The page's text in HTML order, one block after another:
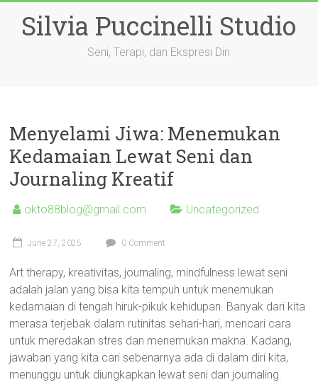
contentSilvia Puccinelli Studio
Seni, Terapi, dan Ekspresi Diri
Menyelami Jiwa: Menemukan
Kedamaian Lewat Seni dan
Journaling Kreatif
okto88blog@gmail.com Uncategorized
June 27, 2025 0 Comment
Art therapy, kreativitas, journaling, mindfulness lewat seni
adalah jalan yang bisa kita tempuh untuk menemukan
kedamaian di tengah hiruk-pikuk kehidupan. Banyak dari kita
merasa terjebak dalam rutinitas sehari-hari, mencari cara
untuk meredakan stres dan menemukan makna. Kadang,
jawaban yang kita cari sebenarnya ada di dalam diri kita,
menunggu untuk diungkapkan lewat seni dan journaling.